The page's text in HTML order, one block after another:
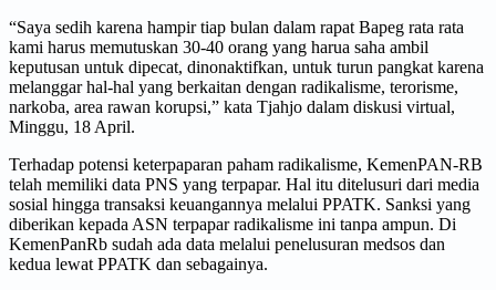
“Saya sedih karena hampir tiap bulan dalam rapat Bapeg rata rata
kami harus memutuskan 30-40 orang yang harua saha ambil
keputusan untuk dipecat, dinonaktifkan, untuk turun pangkat karena
melanggar hal-hal yang berkaitan dengan radikalisme, terorisme,
narkoba, area rawan korupsi,” kata Tjahjo dalam diskusi virtual,
Minggu, 18 April.
Terhadap potensi keterpaparan paham radikalisme, KemenPAN-RB
telah memiliki data PNS yang terpapar. Hal itu ditelusuri dari media
sosial hingga transaksi keuangannya melalui PPATK. Sanksi yang
diberikan kepada ASN terpapar radikalisme ini tanpa ampun. Di
KemenPanRb sudah ada data melalui penelusuran medsos dan
kedua lewat PPATK dan sebagainya.